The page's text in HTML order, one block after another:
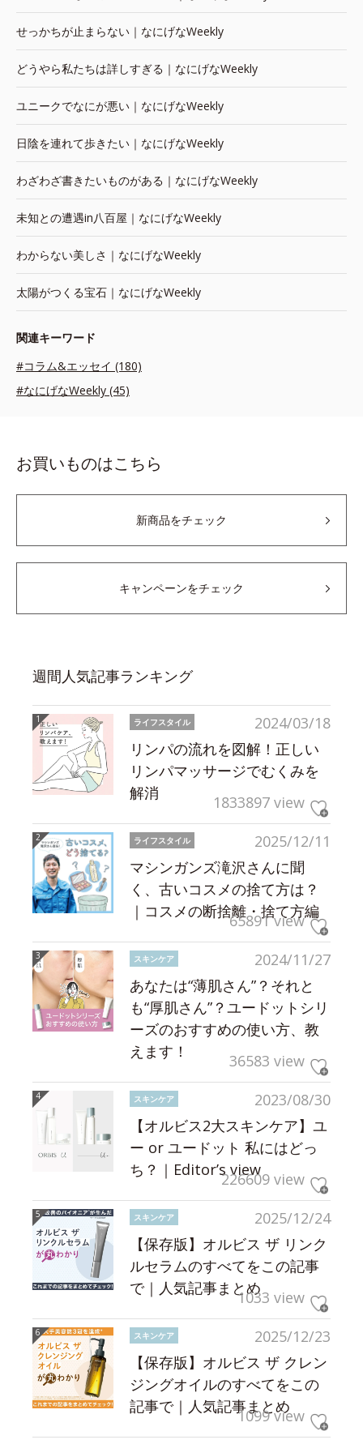
せっかちが止まらない｜なにげなWeekly
どうやら私たちは詳しすぎる｜なにげなWeekly
ユニークでなにが悪い｜なにげなWeekly
日陰を連れて歩きたい｜なにげなWeekly
わざわざ書きたいものがある｜なにげなWeekly
未知との遭遇in八百屋｜なにげなWeekly
わからない美しさ｜なにげなWeekly
太陽がつくる宝石｜なにげなWeekly
関連キーワード
#コラム&エッセイ (180)
#なにげなWeekly (45)
お買いものはこちら
新商品をチェック
キャンペーンをチェック
週間人気記事ランキング
2024/03/18
ライフスタイル
リンパの流れを図解！正しい
リンパマッサージでむくみを
解消
1833897 view
2025/12/11
ライフスタイル
マシンガンズ滝沢さんに聞
く、古いコスメの捨て方は？
｜コスメの断捨離・捨て方編
65891 view
2024/11/27
スキンケア
あなたは“薄肌さん”？それと
も“厚肌さん”？ユードットシリ
ーズのおすすめの使い方、教
えます！
36583 view
2023/08/30
スキンケア
【オルビス2大スキンケア】ユ
ー or ユードット 私にはどっ
ち？｜Editor’s view226609 view
2025/12/24
スキンケア
【保存版】オルビス ザ リンク
ルセラムのすべてをこの記事
で｜人気記事まとめ1033 view
2025/12/23
スキンケア
【保存版】オルビス ザ クレン
ジングオイルのすべてをこの
記事で｜人気記事まとめ
1099 view